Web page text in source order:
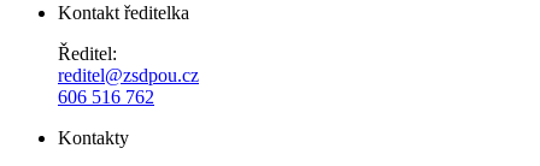
Kontakt ředitelka
Ředitel:
reditel@zsdpou.cz
606 516 762
Kontakty